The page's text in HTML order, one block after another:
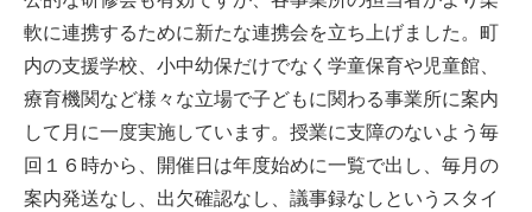
軟に連携するために新たな連携会を立ち上げました。町
内の支援学校、小中幼保だけでなく学童保育や児童館、
療育機関など様々な立場で子どもに関わる事業所に案内
して月に一度実施しています。授業に支障のないよう毎
回１６時から、開催日は年度始めに一覧で出し、毎月の
案内発送なし、出欠確認なし、議事録なしというスタイ